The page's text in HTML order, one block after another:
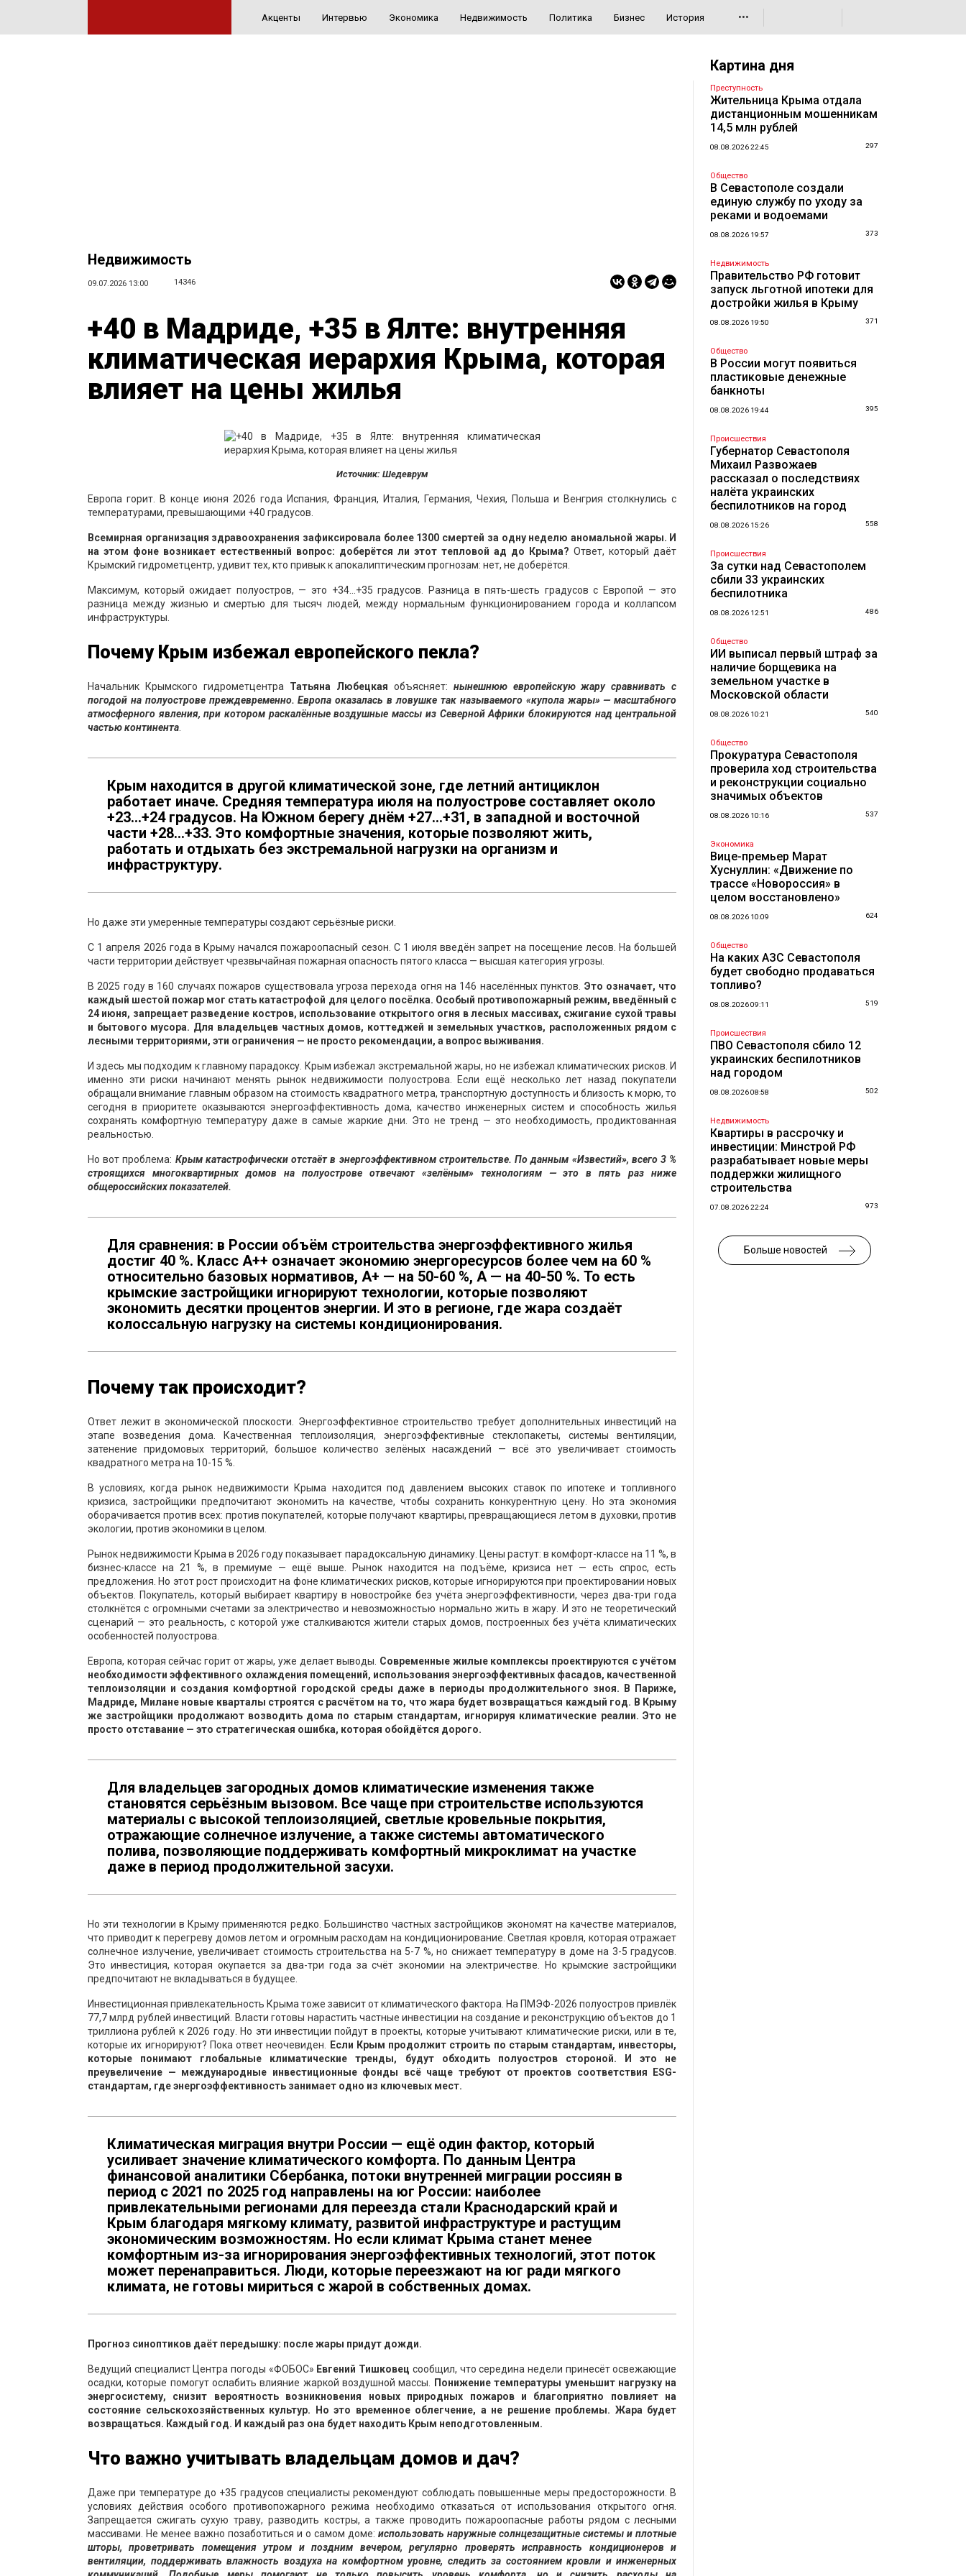
Акценты Интервью Экономика Недвижимость Политика Бизнес История •••
Недвижимость
09.07.2026 13:00 14346
+40 в Мадриде, +35 в Ялте: внутренняя
климатическая иерархия Крыма, которая
влияет на цены жилья
Источник: Шедеврум
Европа горит. В конце июня 2026 года Испания, Франция, Италия, Германия, Чехия, Польша и Венгрия столкнулись с
температурами, превышающими +40 градусов.
Всемирная организация здравоохранения зафиксировала более 1300 смертей за одну неделю аномальной жары. И
на этом фоне возникает естественный вопрос: доберётся ли этот тепловой ад до Крыма? Ответ, который даёт
Крымский гидрометцентр, удивит тех, кто привык к апокалиптическим прогнозам: нет, не доберётся.
Максимум, который ожидает полуостров, — это +34...+35 градусов. Разница в пять-шесть градусов с Европой — это
разница между жизнью и смертью для тысяч людей, между нормальным функционированием города и коллапсом
инфраструктуры.
Почему Крым избежал европейского пекла?
Начальник Крымского гидрометцентра Татьяна Любецкая объясняет: нынешнюю европейскую жару сравнивать с
погодой на полуострове преждевременно. Европа оказалась в ловушке так называемого «купола жары» — масштабного
атмосферного явления, при котором раскалённые воздушные массы из Северной Африки блокируются над центральной
частью континента
Крым находится в другой климатической зоне, где летний антициклон
работает иначе. Средняя температура июля на полуострове составляет около
+23...+24 градусов. На Южном берегу днём +27...+31, в западной и восточной
части +28...+33. Это комфортные значения, которые позволяют жить,
работать и отдыхать без экстремальной нагрузки на организм и
инфраструктуру.
Но даже эти умеренные температуры создают серьёзные риски.
С 1 апреля 2026 года в Крыму начался пожароопасный сезон. С 1 июля введён запрет на посещение лесов. На большей
части территории действует чрезвычайная пожарная опасность пятого класса — высшая категория угрозы.
В 2025 году в 160 случаях пожаров существовала угроза перехода огня на 146 населённых пунктов. Это означает, что
каждый шестой пожар мог стать катастрофой для целого посёлка. Особый противопожарный режим, введённый с
24 июня, запрещает разведение костров, использование открытого огня в лесных массивах, сжигание сухой травы
и бытового мусора. Для владельцев частных домов, коттеджей и земельных участков, расположенных рядом с
лесными территориями, эти ограничения — не просто рекомендации, а вопрос выживания.
И здесь мы подходим к главному парадоксу. Крым избежал экстремальной жары, но не избежал климатических рисков. И
именно эти риски начинают менять рынок недвижимости полуострова. Если ещё несколько лет назад покупатели
обращали внимание главным образом на стоимость квадратного метра, транспортную доступность и близость к морю, то
сегодня в приоритете оказываются энергоэффективность дома, качество инженерных систем и способность жилья
сохранять комфортную температуру даже в самые жаркие дни. Это не тренд — это необходимость, продиктованная
реальностью.
Но вот проблема: Крым катастрофически отстаёт в энергоэффективном строительстве. По данным «Известий», всего 3 %
строящихся многоквартирных домов на полуострове отвечают «зелёным» технологиям — это в пять раз ниже
общероссийских показателей.
Для сравнения: в России объём строительства энергоэффективного жилья
достиг 40 %. Класс A++ означает экономию энергоресурсов более чем на 60 %
относительно базовых нормативов, A+ — на 50-60 %, A — на 40-50 %. То есть
крымские застройщики игнорируют технологии, которые позволяют
экономить десятки процентов энергии. И это в регионе, где жара создаёт
колоссальную нагрузку на системы кондиционирования.
Почему так происходит?
Ответ лежит в экономической плоскости. Энергоэффективное строительство требует дополнительных инвестиций на
этапе возведения дома. Качественная теплоизоляция, энергоэффективные стеклопакеты, системы вентиляции,
затенение придомовых территорий, большое количество зелёных насаждений — всё это увеличивает стоимость
квадратного метра на 10-15 %.
В условиях, когда рынок недвижимости Крыма находится под давлением высоких ставок по ипотеке и топливного
кризиса, застройщики предпочитают экономить на качестве, чтобы сохранить конкурентную цену. Но эта экономия
оборачивается против всех: против покупателей, которые получают квартиры, превращающиеся летом в духовки, против
экологии, против экономики в целом.
Рынок недвижимости Крыма в 2026 году показывает парадоксальную динамику. Цены растут: в комфорт-классе на 11 %, в
бизнес-классе на 21 %, в премиуме — ещё выше. Рынок находится на подъёме, кризиса нет — есть спрос, есть
предложения. Но этот рост происходит на фоне климатических рисков, которые игнорируются при проектировании новых
объектов. Покупатель, который выбирает квартиру в новостройке без учёта энергоэффективности, через два-три года
столкнётся с огромными счетами за электричество и невозможностью нормально жить в жару. И это не теоретический
сценарий — это реальность, с которой уже сталкиваются жители старых домов, построенных без учёта климатических
особенностей полуострова.
Европа, которая сейчас горит от жары, уже делает выводы. Современные жилые комплексы проектируются с учётом
необходимости эффективного охлаждения помещений, использования энергоэффективных фасадов, качественной
теплоизоляции и создания комфортной городской среды даже в периоды продолжительного зноя. В Париже,
Мадриде, Милане новые кварталы строятся с расчётом на то, что жара будет возвращаться каждый год. В Крыму
же застройщики продолжают возводить дома по старым стандартам, игнорируя климатические реалии. Это не
просто отставание — это стратегическая ошибка, которая обойдётся дорого.
Для владельцев загородных домов климатические изменения также
становятся серьёзным вызовом. Все чаще при строительстве используются
материалы с высокой теплоизоляцией, светлые кровельные покрытия,
отражающие солнечное излучение, а также системы автоматического
полива, позволяющие поддерживать комфортный микроклимат на участке
даже в период продолжительной засухи.
Но эти технологии в Крыму применяются редко. Большинство частных застройщиков экономят на качестве материалов,
что приводит к перегреву домов летом и огромным расходам на кондиционирование. Светлая кровля, которая отражает
солнечное излучение, увеличивает стоимость строительства на 5-7 %, но снижает температуру в доме на 3-5 градусов.
Это инвестиция, которая окупается за два-три года за счёт экономии на электричестве. Но крымские застройщики
предпочитают не вкладываться в будущее.
Инвестиционная привлекательность Крыма тоже зависит от климатического фактора. На ПМЭФ-2026 полуостров привлёк
77,7 млрд рублей инвестиций. Власти готовы нарастить частные инвестиции на создание и реконструкцию объектов до 1
триллиона рублей к 2026 году. Но эти инвестиции пойдут в проекты, которые учитывают климатические риски, или в те,
которые их игнорируют? Пока ответ неочевиден.
Если Крым продолжит строить по старым стандартам, инвесторы,
которые понимают глобальные климатические тренды, будут обходить полуостров стороной. И это не
преувеличение — международные инвестиционные фонды всё чаще требуют от проектов соответствия ESG-
стандартам, где энергоэффективность занимает одно из ключевых мест.
Климатическая миграция внутри России — ещё один фактор, который
усиливает значение климатического комфорта. По данным Центра
финансовой аналитики Сбербанка, потоки внутренней миграции россиян в
период с 2021 по 2025 год направлены на юг России: наиболее
привлекательными регионами для переезда стали Краснодарский край и
Крым благодаря мягкому климату, развитой инфраструктуре и растущим
экономическим возможностям. Но если климат Крыма станет менее
комфортным из-за игнорирования энергоэффективных технологий, этот поток
может перенаправиться. Люди, которые переезжают на юг ради мягкого
климата, не готовы мириться с жарой в собственных домах.
Прогноз синоптиков даёт передышку: после жары придут дожди.
Ведущий специалист Центра погоды «ФОБОС» Евгений Тишковец сообщил, что середина недели принесёт освежающие
осадки, которые помогут ослабить влияние жаркой воздушной массы.
Понижение температуры уменьшит нагрузку на
энергосистему, снизит вероятность возникновения новых природных пожаров и благоприятно повлияет на
состояние сельскохозяйственных культур. Но это временное облегчение, а не решение проблемы. Жара будет
возвращаться. Каждый год. И каждый раз она будет находить Крым неподготовленным.
Что важно учитывать владельцам домов и дач?
Даже при температуре до +35 градусов специалисты рекомендуют соблюдать повышенные меры предосторожности. В
условиях действия особого противопожарного режима необходимо отказаться от использования открытого огня.
Запрещается сжигать сухую траву, разводить костры, а также проводить пожароопасные работы рядом с лесными
массивами. Не менее важно позаботиться и о самом доме:использовать наружные солнцезащитные системы и плотные
шторы, проветривать помещения утром и поздним вечером, регулярно проверять исправность кондиционеров и
вентиляции, поддерживать влажность воздуха на комфортном уровне, следить за состоянием кровли и инженерных
Картина дня
Преступность
Жительница Крыма отдала
дистанционным мошенникам
14,5 млн рублей
08.08.2026 22:45 297
Общество
В Севастополе создали
единую службу по уходу за
реками и водоемами
08.08.2026 19:57 373
Недвижимость
Правительство РФ готовит
запуск льготной ипотеки для
достройки жилья в Крыму
08.08.2026 19:50 371
Общество
В России могут появиться
пластиковые денежные
банкноты
08.08.2026 19:44 395
Происшествия
Губернатор Севастополя
Михаил Развожаев
рассказал о последствиях
налёта украинских
беспилотников на город
08.08.2026 15:26 558
Происшествия
За сутки над Севастополем
сбили 33 украинских
беспилотника
08.08.2026 12:51 486
Общество
ИИ выписал первый штраф за
наличие борщевика на
земельном участке в
Московской области
08.08.2026 10:21 540
Общество
Прокуратура Севастополя
проверила ход строительства
и реконструкции социально
значимых объектов
08.08.2026 10:16 537
Экономика
Вице-премьер Марат
Хуснуллин: «Движение по
трассе «Новороссия» в
целом восстановлено»
08.08.2026 10:09 624
Общество
На каких АЗС Севастополя
будет свободно продаваться
топливо?
08.08.2026 09:11 519
Происшествия
ПВО Севастополя сбило 12
украинских беспилотников
над городом
08.08.2026 08:58 502
Недвижимость
Квартиры в рассрочку и
инвестиции: Минстрой РФ
разрабатывает новые меры
поддержки жилищного
строительства
07.08.2026 22:24 973
Больше новостей